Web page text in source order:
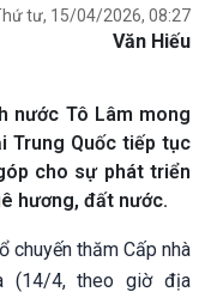
tư, 15/04/2026, 08:27
Văn Hiếu
nước Tô Lâm mong
Trung Quốc tiếp tục
cho sự phát triển
hương, đất nước.
chuyến thăm Cấp nhà
(14/4, theo giờ địa